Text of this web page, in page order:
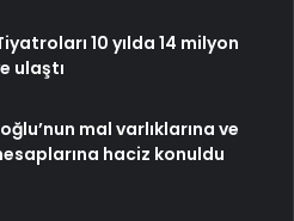
10 yılda 14 milyon
ulaştı
mal varlıklarına ve
haciz konuldu